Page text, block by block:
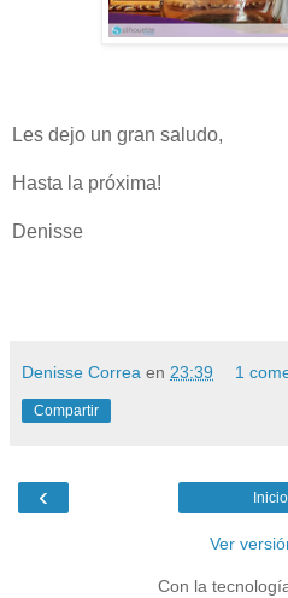
Les dejo un gran saludo,
Hasta la próxima!
Denisse
Denisse Correa en 23:39 1
Compartir
‹ Inicio
Ver
Con la